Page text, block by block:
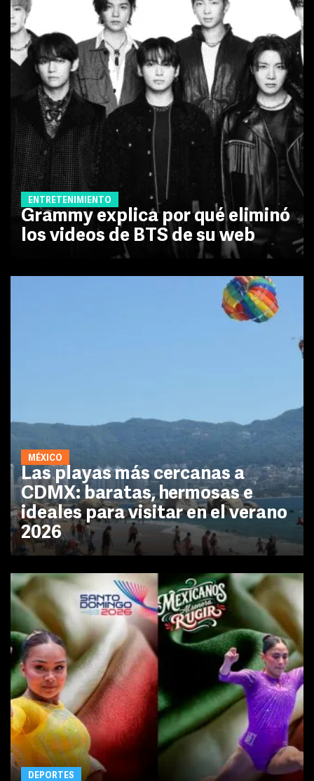
ENTRETENIMIENTO
Grammy explica por qué eliminó
los videos de BTS de su web
MÉXICO
Las playas más cercanas a
CDMX: baratas, hermosas e
ideales para visitar en el verano
2026
DEPORTES